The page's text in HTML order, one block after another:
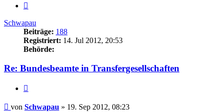
Schwapau
Beiträge: 188
Registriert: 14. Jul 2012, 20:53
Behörde:
Re: Bundesbeamte in Transfergesellschaften
Beitrag
von Schwapau » 19. Sep 2012, 08:23